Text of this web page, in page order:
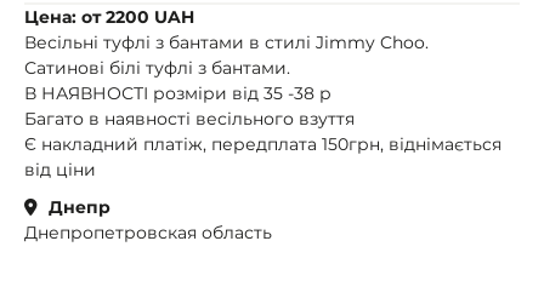
Цена: от 2200 UAH
Весільні туфлі з бантами в стилі Jimmy Choo.
Сатинові білі туфлі з бантами.
В НАЯВНОСТІ розміри від 35 -38 р
Багато в наявності весільного взуття
Є накладний платіж, передплата 150грн, віднімається
від ціни
Днепр
Днепропетровская область